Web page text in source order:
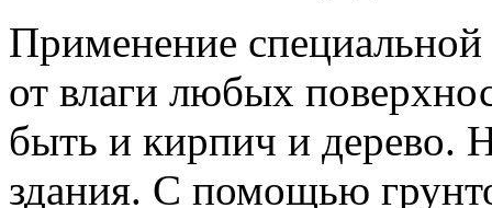
Применение
от влаги любых
быть и кирпич и дерево.
здания. С помощью